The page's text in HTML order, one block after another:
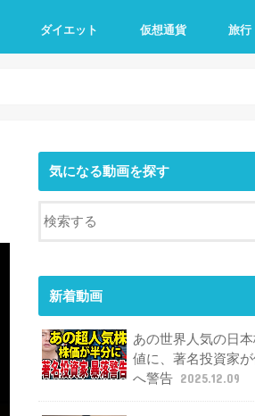
ダイエット 仮想通貨 旅行
気になる動画を探す
新着動画
あの世界人気の日
値に、著名投資家
へ警告 2025.12.09